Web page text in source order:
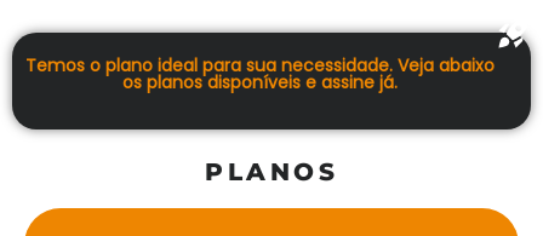
Temos o plano ideal para sua necessidade. Veja abaixo
os planos disponíveis e assine já.
PLANOS